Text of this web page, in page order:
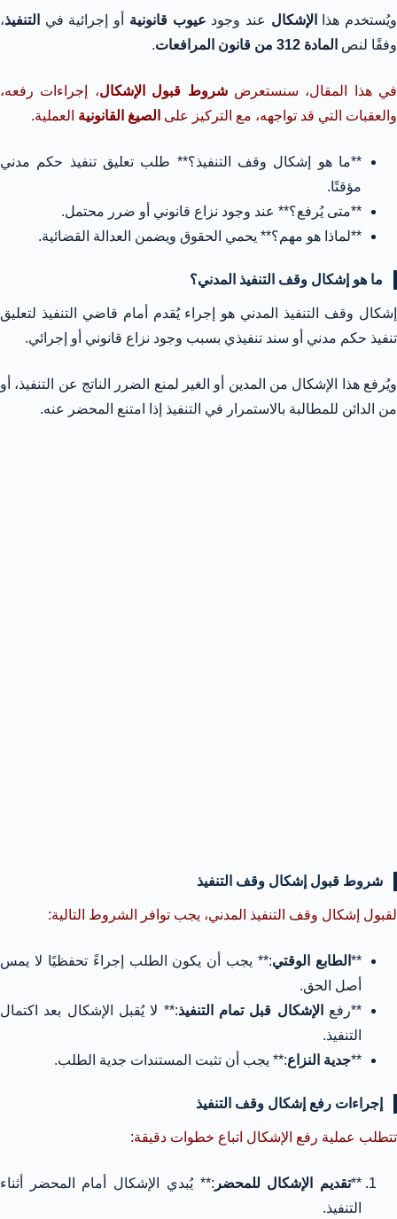
ويُستخدم هذا الإشكال عند وجود عيوب قانونية أو إجرائية في التنفيذ،
وفقًا لنص المادة 312 من قانون المرافعات .
في هذا المقال، سنستعرضشروط قبول الإشكال، إجراءات رفعه،
والعقبات التي قد تواجهه، مع التركيز على الصيغ القانونية العملية.
**ما هو إشكال وقف التنفيذ؟** طلب تعليق تنفيذ حكم مدني
مؤقتًا.
**متى يُرفع؟** عند وجود نزاع قانوني أو ضرر محتمل.
**لماذا هو مهم؟** يحمي الحقوق ويضمن العدالة القضائية.
ما هو إشكال وقف التنفيذ المدني؟
إشكال وقف التنفيذ المدني هو إجراء يُقدم أمام قاضي التنفيذ لتعليق
تنفيذ حكم مدني أو سند تنفيذي بسبب وجود نزاع قانوني أو إجرائي.
ويُرفع هذا الإشكال من المدين أو الغير لمنع الضرر الناتج عن التنفيذ، أو
من الدائن للمطالبة بالاستمرار في التنفيذ إذا امتنع المحضر عنه.
شروط قبول إشكال وقف التنفيذ
لقبول إشكال وقف التنفيذ المدني، يجب توافر الشروط التالية:
**الطابع الوقتي:** يجب أن يكون الطلب إجراءً تحفظيًا لا يمس
أصل الحق.
**رفع الإشكال قبل تمام التنفيذ:** لا يُقبل الإشكال بعد اكتمال
التنفيذ.
**جدية النزاع:** يجب أن تثبت المستندات جدية الطلب.
إجراءات رفع إشكال وقف التنفيذ
تتطلب عملية رفع الإشكال اتباع خطوات دقيقة:
**تقديم الإشكال للمحضر :** يُبدي الإشكال أمام المحضر أثناء
التنفيذ.